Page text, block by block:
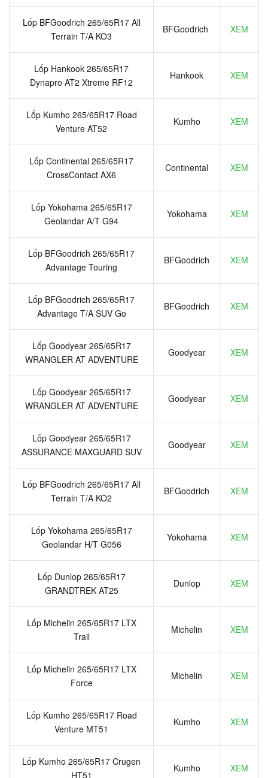
Lốp BFGoodrich 265/65R17 All
Terrain T/A KO3
BFGoodrich XEM
Lốp Hankook 265/65R17
Dynapro AT2 Xtreme RF12
Hankook XEM
Lốp Kumho 265/65R17 Road
Venture AT52
Kumho XEM
Lốp Continental 265/65R17
CrossContact AX6
Continental XEM
Lốp Yokohama 265/65R17
Geolandar A/T G94
Yokohama XEM
Lốp BFGoodrich 265/65R17
Advantage Touring
BFGoodrich XEM
Lốp BFGoodrich 265/65R17
Advantage T/A SUV Go
BFGoodrich XEM
Lốp Goodyear 265/65R17
WRANGLER AT ADVENTURE
Goodyear XEM
Lốp Goodyear 265/65R17
WRANGLER AT ADVENTURE
Goodyear XEM
Lốp Goodyear 265/65R17
ASSURANCE MAXGUARD SUV
Goodyear XEM
Lốp BFGoodrich 265/65R17 All
Terrain T/A KO2
BFGoodrich XEM
Lốp Yokohama 265/65R17
Geolandar H/T G056
Yokohama XEM
Lốp Dunlop 265/65R17
GRANDTREK AT25
Dunlop XEM
Lốp Michelin 265/65R17 LTX
Trail
Michelin XEM
Lốp Michelin 265/65R17 LTX
Force
Michelin XEM
Lốp Kumho 265/65R17 Road
Venture MT51
Kumho XEM
Lốp Kumho 265/65R17 Crugen
HT51
Kumho XEM